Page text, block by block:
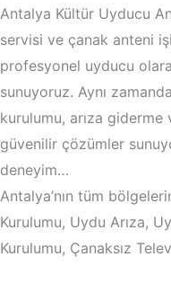
Antalya Kültür Uyducu
servisi ve çanak anteni
profesyonel uyducu
sunuyoruz. Aynı
kurulumu, arıza giderme
güvenilir çözümler
deneyim…
Antalya’nın tüm
Kurulumu, Uydu Arıza,
Kurulumu, Çanaksız